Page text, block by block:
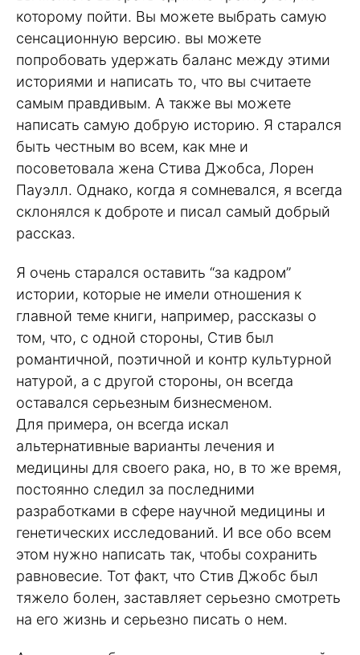
которому пойти. Вы можете выбрать самую
сенсационную версию. вы можете
попробовать удержать баланс между этими
историями и написать то, что вы считаете
самым правдивым. А также вы можете
написать самую добрую историю. Я старался
быть честным во всем, как мне и
посоветовала жена Стива Джобса, Лорен
Пауэлл. Однако, когда я сомневался, я всегда
склонялся к доброте и писал самый добрый
рассказ.
Я очень старался оставить “за кадром”
истории, которые не имели отношения к
главной теме книги, например, рассказы о
том, что, с одной стороны, Стив был
романтичной, поэтичной и контр культурной
натурой, а с другой стороны, он всегда
оставался серьезным бизнесменом.
Для примера, он всегда искал
альтернативные варианты лечения и
медицины для своего рака, но, в то же время,
постоянно следил за последними
разработками в сфере научной медицины и
генетических исследований. И все обо всем
этом нужно написать так, чтобы сохранить
равновесие. Тот факт, что Стив Джобс был
тяжело болен, заставляет серьезно смотреть
на его жизнь и серьезно писать о нем.